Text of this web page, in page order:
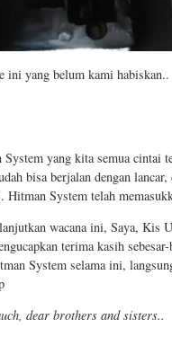
ini yang belum kami habiskan..
System yang kita semua cintai
bisa berjalan dengan
Hitman System telah
wacana ini, Saya,
terima kasih
System selama ini,
dear brothers and sisters..